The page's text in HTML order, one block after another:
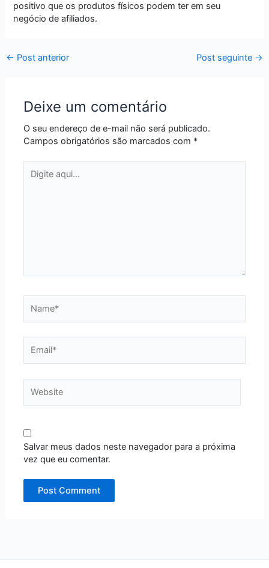
positivo que os produtos físicos podem ter em seu
negócio de afiliados.
← Post anterior Post seguinte →
Deixe um comentário
O seu endereço de e-mail não será publicado.
Campos obrigatórios são marcados com *
aqui...
Salvar meus dados neste navegador para a próxima
vez que eu comentar.